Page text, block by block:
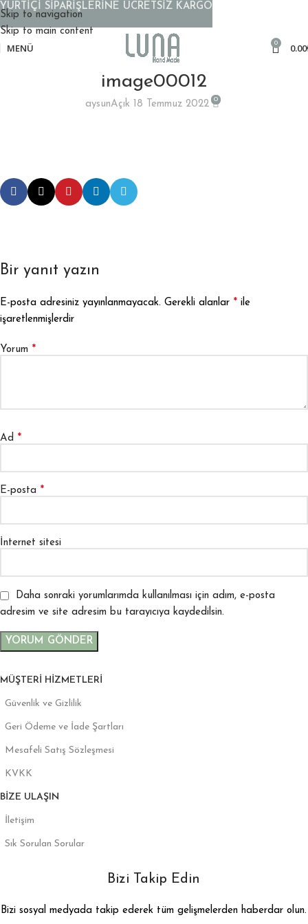
Skip to navigation
Skip to main content
MENÜ 0 0.00
image00012
aysunAçık 18 Temmuz 2022 0
Bir yanıt yazın
E-posta adresiniz yayınlanmayacak. Gerekli alanlar * ile
işaretlenmişlerdir
Yorum *
Ad *
E-posta *
İnternet sitesi
Daha sonraki yorumlarımda kullanılması için adım, e-posta
adresim ve site adresim bu tarayıcıya kaydedilsin.
MÜŞTERI HIZMETLERI
Güvenlik ve Gizlilik
Geri Ödeme ve İade Şartları
Mesafeli Satış Sözleşmesi
KVKK
BIZE ULAŞIN
İletişim
Sık Sorulan Sorular
Bizi Takip Edin
Bizi sosyal medyada takip ederek tüm gelişmelerden haberdar olun.
YURTİÇİ SİPARİŞLERİNE ÜCRETSİZ KARGO